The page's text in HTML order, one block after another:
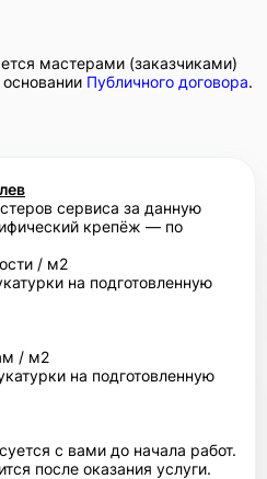
мастерами (заказчиками)
Публичного договора.
сервиса за данную
крепёж — по
/ м2
на подготовленную
/ м2
на подготовленную
с вами до начала работ.
после оказания услуги.